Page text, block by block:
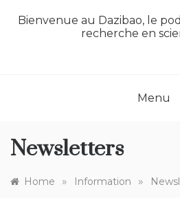
Bienvenue au Dazibao, le
recherche en
Menu
Newsletters
Home » Information »